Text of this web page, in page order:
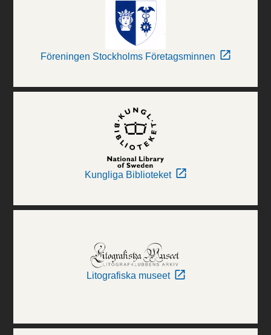
Föreningen Stockholms Företagsminnen
Kungliga Biblioteket
Litografiska museet